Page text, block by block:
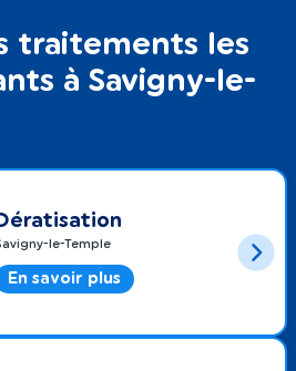
traitements les
à Savigny-le-
le-Temple
En savoir plus